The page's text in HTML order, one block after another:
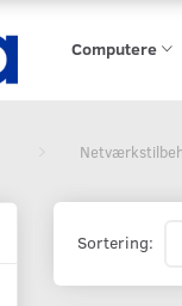
Computere
Sortering: